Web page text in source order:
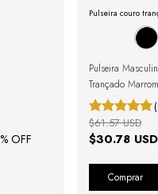
% OFF
Pulseira couro
Pulseira
Trançado
Magnético
$30.78 USD
$61.57 USD
Comprar